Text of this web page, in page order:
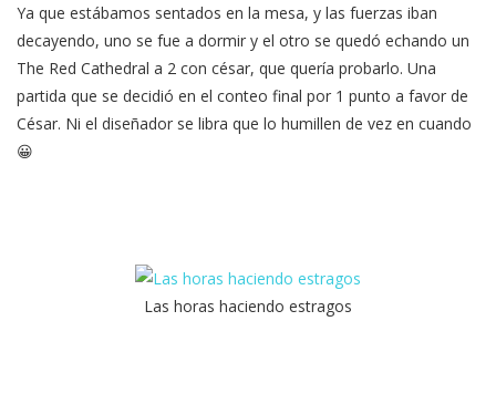
Ya que estábamos sentados en la mesa, y las fuerzas iban
decayendo, uno se fue a dormir y el otro se quedó echando un
The Red Cathedral a 2 con césar, que quería probarlo. Una
partida que se decidió en el conteo final por 1 punto a favor de
César. Ni el diseñador se libra que lo humillen de vez en cuando
😀
Las horas haciendo estragos